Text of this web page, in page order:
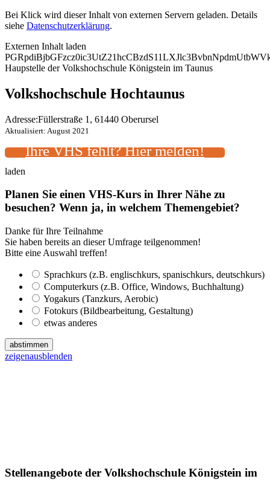
Bei Klick wird dieser Inhalt von externen Servern geladen. Details
siehe Datenschutzerklärung.
Externen Inhalt laden
Haupstelle der Volkshochschule Königstein im Taunus
Volkshochschule Hochtaunus
Adresse:Füllerstraße 1, 61440 Oberursel
Aktualisiert: August 2021
Ihre VHS fehlt? Hier melden!
laden
Planen Sie einen VHS-Kurs in Ihrer Nähe zu
besuchen? Wenn ja, in welchem Themengebiet?
Danke für Ihre Teilnahme
Sie haben bereits an dieser Umfrage teilgenommen!
Bitte eine Auswahl treffen!
Sprachkurs (z.B. englischkurs, spanischkurs, deutschkurs)
Computerkurs (z.B. Office, Windows, Buchhaltung)
Yogakurs (Tanzkurs, Aerobic)
Fotokurs (Bildbearbeitung, Gestaltung)
etwas anderes
abstimmen
zeigenausblenden
Stellenangebote der Volkshochschule Königstein im